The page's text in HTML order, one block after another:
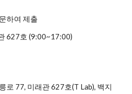
하여 제출
627호 (9:00~17:00)
로 77, 미래관 627호(T Lab), 백지